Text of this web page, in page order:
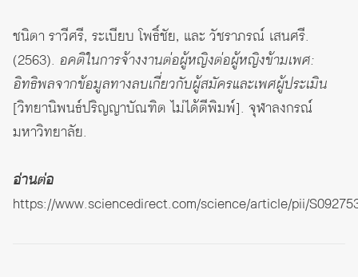
ชนิตา ราวีศรี, ระเบียบ โพธิ์ชัย, และ วัชราภรณ์ เสนศรี.
(2563). อคติในการจ้างงานต่อผู้หญิงต่อผู้หญิงข้ามเพศ:
อิทธิพลจากข้อมูลทางลบเกี่ยวกับผู้สมัครและเพศผู้ประเมิน
[วิทยานิพนธ์ปริญญาบัณฑิต ไม่ได้ตีพิมพ์]. จุฬาลงกรณ์
มหาวิทยาลัย.
อ่านต่อ
https://www.sciencedirect.com/science/article/pii/